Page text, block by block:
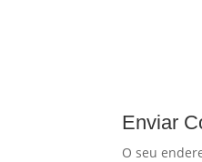
Enviar
O seu